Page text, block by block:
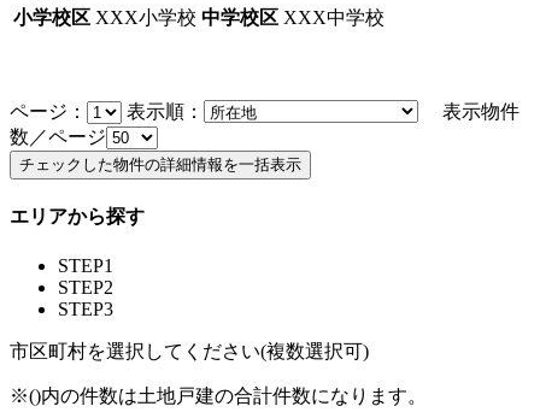
小学校区 XXX小学校 中学校区 XXX中学校
ページ： 表示順：
表示物件
数／ページ
エリアから探す
STEP1
STEP2
STEP3
市区町村を選択してください(複数選択可)
※()内の件数は土地戸建の合計件数になります。